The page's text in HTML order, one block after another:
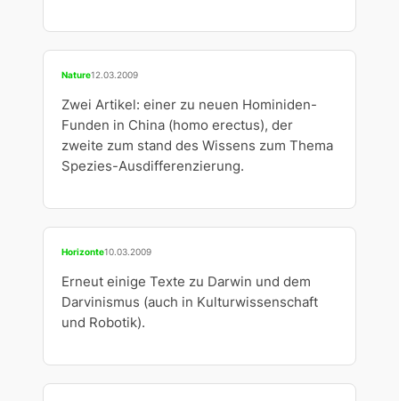
Nature12.03.2009
Zwei Artikel: einer zu neuen Hominiden-
Funden in China (homo erectus), der
zweite zum stand des Wissens zum Thema
Spezies-Ausdifferenzierung.
Horizonte10.03.2009
Erneut einige Texte zu Darwin und dem
Darvinismus (auch in Kulturwissenschaft
und Robotik).